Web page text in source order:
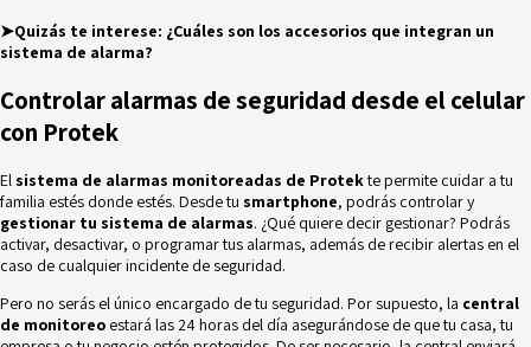
➤Quizás te interese: ¿Cuáles son los accesorios que integran un
sistema de alarma?
Controlar alarmas de seguridad desde el celular
con Protek
El sistema de alarmas monitoreadas de Protekte permite cuidar a tu
familia estés donde estés. Desde tu smartphone, podrás controlar y
gestionar tu sistema de alarmas. ¿Qué quiere decir gestionar? Podrás
activar, desactivar, o programar tus alarmas, además de recibir alertas en el
caso de cualquier incidente de seguridad.
Pero no serás el único encargado de tu seguridad. Por supuesto, la central
de monitoreo estará las 24 horas del día asegurándose de que tu casa, tu